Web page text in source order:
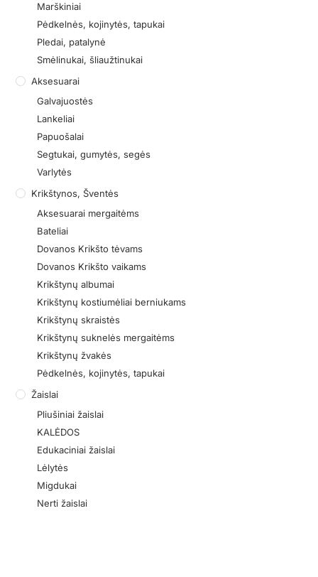
Marškiniai
Pėdkelnės, kojinytės, tapukai
Pledai, patalynė
Smėlinukai, šliaužtinukai
Aksesuarai
Galvajuostės
Lankeliai
Papuošalai
Segtukai, gumytės, segės
Varlytės
Krikštynos, Šventės
Aksesuarai mergaitėms
Bateliai
Dovanos Krikšto tėvams
Dovanos Krikšto vaikams
Krikštynų albumai
Krikštynų kostiumėliai berniukams
Krikštynų skraistės
Krikštynų suknelės mergaitėms
Krikštynų žvakės
Pėdkelnės, kojinytės, tapukai
Žaislai
Pliušiniai žaislai
KALĖDOS
Edukaciniai žaislai
Lėlytės
Migdukai
Nerti žaislai